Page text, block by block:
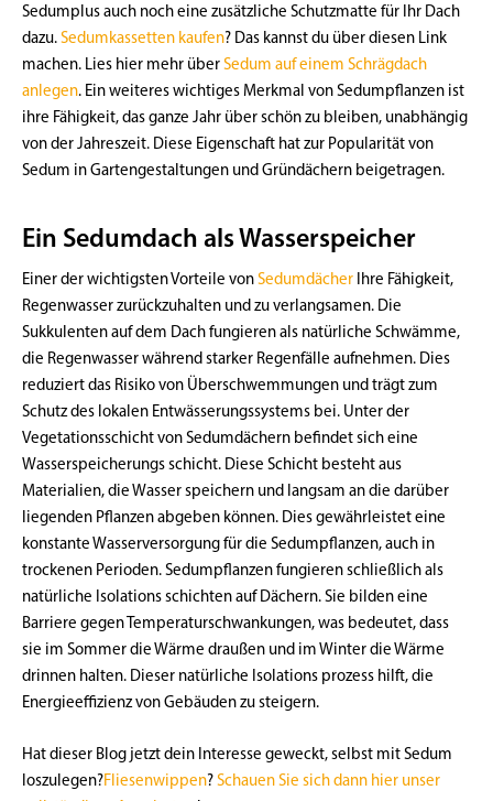
Sedumplus auch noch eine zusätzliche Schutzmatte für Ihr Dach
dazu.Sedumkassetten kaufen? Das kannst du über diesen Link
machen. Lies hier mehr überSedum auf einem Schrägdach
anlegen. Ein weiteres wichtiges Merkmal von Sedumpflanzen ist
ihre Fähigkeit, das ganze Jahr über schön zu bleiben, unabhängig
von der Jahreszeit. Diese Eigenschaft hat zur Popularität von
Sedum in Gartengestaltungen und Gründächern beigetragen.
Ein Sedumdach als Wasserspeicher
Einer der wichtigsten Vorteile vonSedumdächer Ihre Fähigkeit,
Regenwasser zurückzuhalten und zu verlangsamen. Die
Sukkulenten auf dem Dach fungieren als natürliche Schwämme,
die Regenwasser während starker Regenfälle aufnehmen. Dies
reduziert das Risiko von Überschwemmungen und trägt zum
Schutz des lokalen Entwässerungssystems bei. Unter der
Vegetationsschicht von Sedumdächern befindet sich eine
Wasserspeicherungs schicht. Diese Schicht besteht aus
Materialien, die Wasser speichern und langsam an die darüber
liegenden Pflanzen abgeben können. Dies gewährleistet eine
konstante Wasserversorgung für die Sedumpflanzen, auch in
trockenen Perioden. Sedumpflanzen fungieren schließlich als
natürliche Isolations schichten auf Dächern. Sie bilden eine
Barriere gegen Temperaturschwankungen, was bedeutet, dass
sie im Sommer die Wärme draußen und im Winter die Wärme
drinnen halten. Dieser natürliche Isolations prozess hilft, die
Energieeffizienz von Gebäuden zu steigern.
Hat dieser Blog jetzt dein Interesse geweckt, selbst mit Sedum
loszulegen?Fliesenwippen?Schauen Sie sich dann hier unser